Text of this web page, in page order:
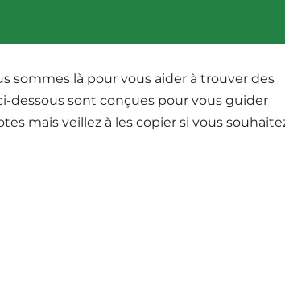
sommes là pour vous aider à trouver des
dessous sont conçues pour vous guider
mais veillez à les copier si vous